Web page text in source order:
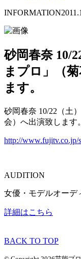
INFORMATION
砂岡春奈 10/
まプロ」（
ます。
砂岡春奈 10/22（土
会）へ出演致します。
http://www.fujitv.co.jp/
AUDITION
女優・モデルオーデ
詳細はこちら
BACK TO TOP